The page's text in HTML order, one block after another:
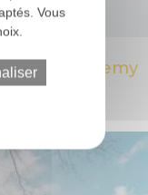
Barthélemy
Vous